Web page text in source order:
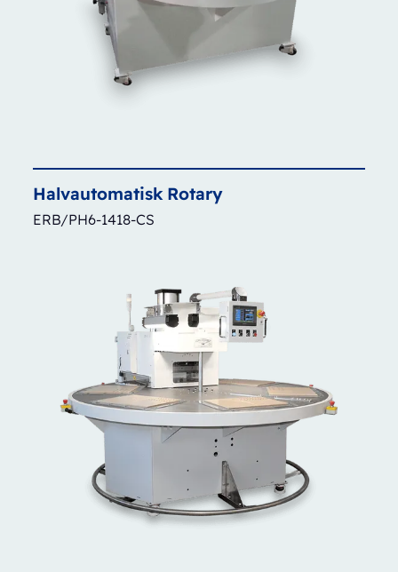
Halvautomatisk Rotary
ERB/PH6-1418-CS